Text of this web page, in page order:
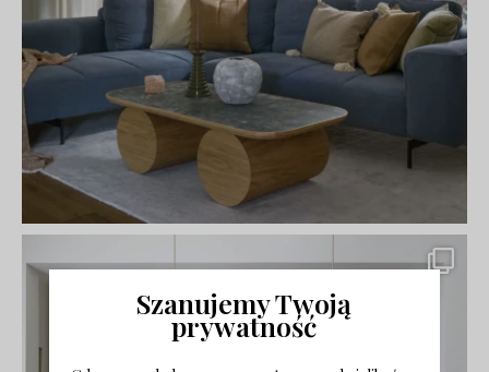
Szanujemy Twoją
prywatność